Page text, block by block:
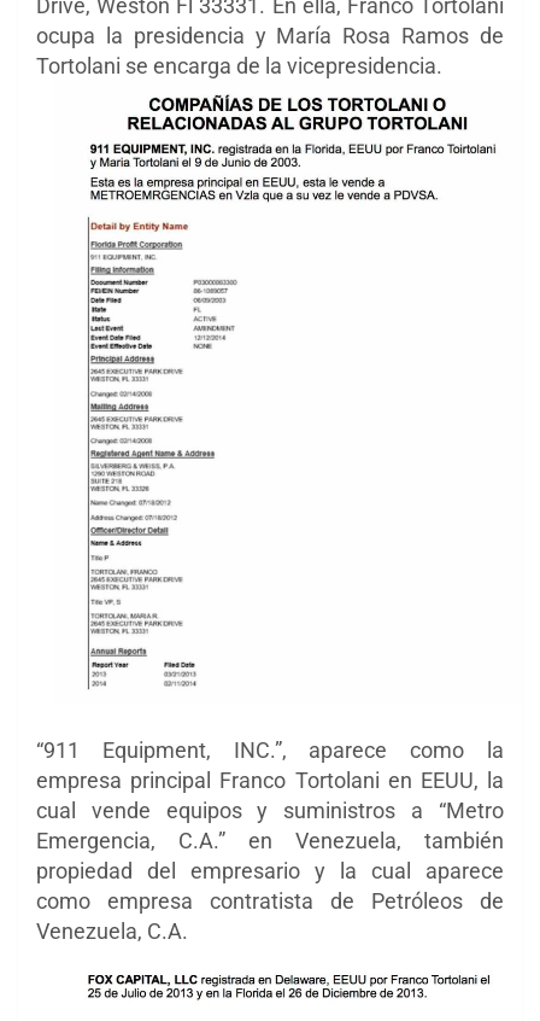
ocupa la presidencia y María Rosa Ramos de
Tortolani se encarga de la vicepresidencia.
“911 Equipment, INC.”, aparece como la
empresa principal Franco Tortolani en EEUU, la
cual vende equipos y suministros a “Metro
Emergencia, C.A.” en Venezuela, también
propiedad del empresario y la cual aparece
como empresa contratista de Petróleos de
Venezuela, C.A.